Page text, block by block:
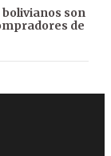
son
de